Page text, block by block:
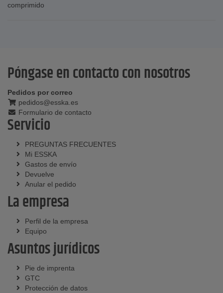
comprimido
Póngase en contacto con nosotros
Pedidos por correo
pedidos@esska.es
Formulario de contacto
Servicio
PREGUNTAS FRECUENTES
Mi ESSKA
Gastos de envío
Devuelve
Anular el pedido
La empresa
Perfil de la empresa
Equipo
Asuntos jurídicos
Pie de imprenta
GTC
Protección de datos